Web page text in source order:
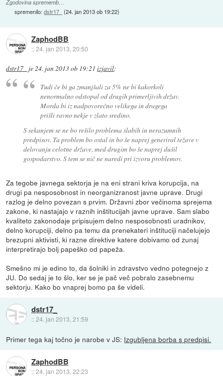
Zgodovina sprememb…
spremenilo:dstr17_ (24. jan 2013 ob 19:22)
ZaphodBB
::24. jan 2013, 20:50
dstr17_ je24. jan 2013 ob 19:21 izjavil:
Tudi če bi ga zmanjšali za 5% ne bi kakorkoli
nenormalno odstopal od drugih primerljivih držav.
Morda bi iz nadpovorečno velikega in dragega
prišli ravno nekje v zlato sredino.
S sekanjem se ne bo rešilo problema slabih in nerazumnih
predpisov. Ta problem bo ostal in bo še naprej generiral težave v
delovanju celotne države, med drugim bo še naprej dušil
gospodarstvo. S tem se nič ne naredi pri izvoru problemov.
Za tegobe javnega sektorja je na eni strani kriva korupcija, na
drugi pa nesposobnost in neorganizranost javne uprave. Drugi
razlog je delno povezan s prvim. Državni zbor večinoma sprejema
zakone, ki nastajajo v raznih inštitucijah javne uprave. Sam slabo
kvaliteto zakonodaje pripisujem delno nesposobnosti uradnikov,
delno korupciji, delno pa temu da prenekateri inštituciji načelujejo
brezupni aktivisti, ki razne direktive katere dobivamo od zunaj
interpretirajo bolj papeško od papeža.
Smešno mi je edino to, da šolniki in zdravstvo vedno potegnejo z
JU. Do sedaj je to šlo, ker se je pač več pobralo zasebnemu
sektorju. Kako bo vnaprej bomo pa še videli.
dstr17_
::24. jan 2013, 21:59
Primer tega kaj točno je narobe v JS: Izgubljena borba s predpisi.
ZaphodBB
::24. jan 2013, 22:23